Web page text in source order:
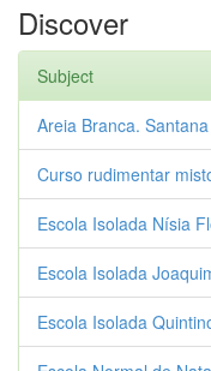
Discover
Subject
Areia Branca.
Curso rudimentar
Escola Isolada Nísia
Escola Isolada
Escola Isolada